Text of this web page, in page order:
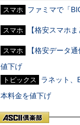
スマホ ファミマで「
スマホ 【格安スマホ
スマホ
【格安データ
値下げ
トピックス
ラネット、
本料金を値下げ